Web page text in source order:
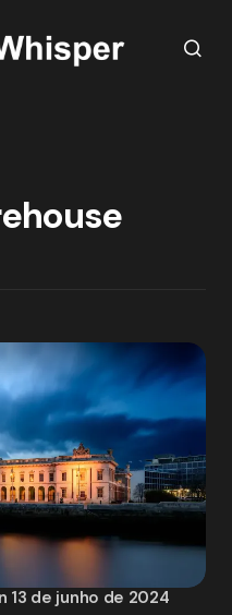
13 de junho de 2024